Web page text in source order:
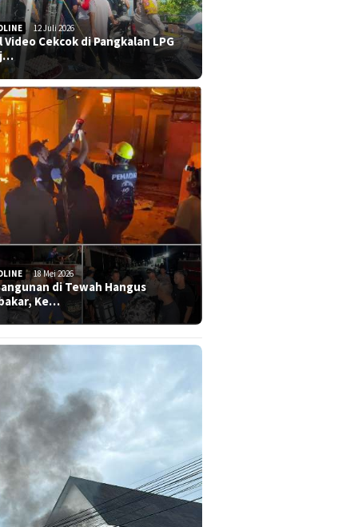
12 Juli 2026
Video Cekcok di Pangkalan LPG
18 Mei 2026
di Tewah Hangus
Ke…